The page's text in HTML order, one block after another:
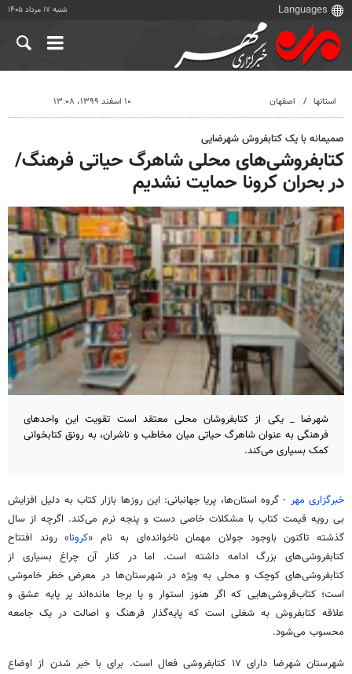
شنبه ۱۷ مرداد ۱۴۰۵
استانها اصفهان ۱۰ اسفند ۱۳۹۹، ۱۳:۰۸
صمیمانه با یک کتابفروش شهرضایی
کتابفروشی‌های محلی شاهرگ‌ حیاتی فرهنگ/
در بحران کرونا حمایت نشدیم
شهرضا _ یکی از کتابفروشان محلی معتقد است تقویت این واحدهای
فرهنگی به عنوان شاهرگ حیاتی میان مخاطب و ناشران، به رونق کتابخوانی
کمک بسیاری می‌کند.
خبرگزاری مهر - گروه استان‌ها، پریا جهانبانی: این روزها بازار کتاب به دلیل افزایش
بی رویه قیمت کتاب با مشکلات خاصی دست و پنجه نرم می‌کند. اگرچه از سال
گذشته تاکنون باوجود جولان مهمان ناخوانده‌ای به نام «کرونا» روند افتتاح
کتابفروشی‌های بزرگ ادامه داشته است. اما در کنار آن چراغ بسیاری از
کتابفروشی‌های کوچک و محلی به ویژه در شهرستان‌ها در معرض خطر خاموشی
است؛ کتاب‌فروشی‌هایی که اگر هنوز استوار و پا برجا مانده‌اند پر پایه عشق و
علاقهکتابفروش به شغلی است که پایه‌گذار فرهنگ و اصالت در یک جامعه
محسوب می‌شود.
شهرستان شهرضا دارای ۱۷ کتابفروشی فعال است. برای با خبر شدن از اوضاع